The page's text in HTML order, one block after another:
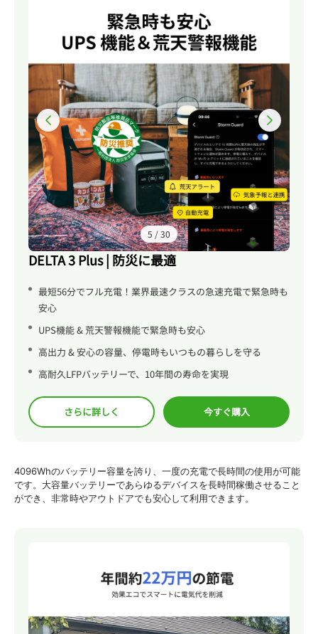
6 /30
DELTA 3 Plus | 防災に最適
最短56分でフル充電！業界最速クラスの急速充電で緊急時も
安心
UPS機能 & 荒天警報機能で緊急時も安心
高出力 & 安心の容量、停電時もいつもの暮らしを守る
高耐久LFPバッテリーで、10年間の寿命を実現
さらに詳しく 今すぐ購入
4096Whのバッテリー容量を誇り、一度の充電で長時間の使用が可能
です。大容量バッテリーであらゆるデバイスを長時間稼働させること
ができ、非常時やアウトドアでも安心して利用できます。